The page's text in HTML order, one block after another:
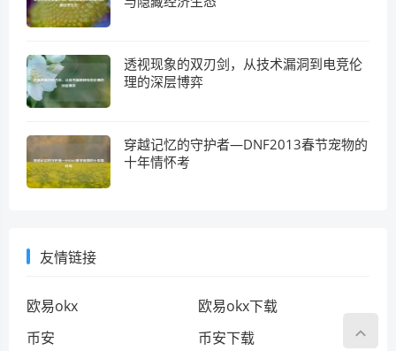
透视现象的双刃剑，从技术漏洞到电竞伦
理的深层博弈
穿越记忆的守护者—DNF2013春节宠物的
十年情怀考
友情链接
欧易okx
欧易okx下载
币安
币安下载